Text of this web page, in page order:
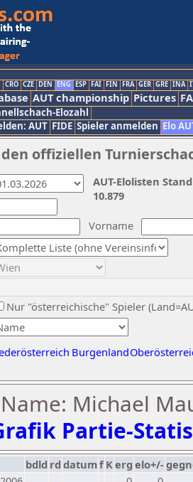
CRO CZE DEN ENG ESP FAI FIN FRA GER GRE INA
AUT championship Pictures
Elozahl
AUT FIDE Spieler anmelden Elo
offiziellen
Vorname
Nur "österreichische" Spieler
Burgenland
AUT-Elolisten
10.879
Michael
Partie-
bdld rd datumf Kerg elo+/-